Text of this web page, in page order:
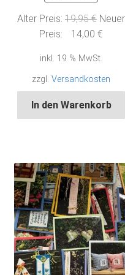
Alter Preis: 19,95€
Preis
19,95 €
Neuer
Preis:
14,00€
14,00
inkl. 19 % MwSt.
zzgl.Versandkosten
In den Warenkorb